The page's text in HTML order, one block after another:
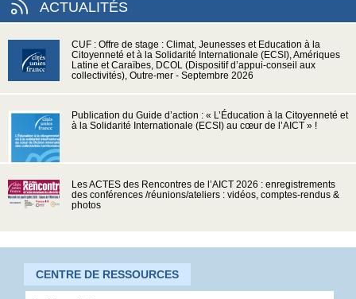
ACTUALITÉS
CUF : Offre de stage : Climat, Jeunesses et Education à la
Citoyenneté et à la Solidarité Internationale (ECSI), Amériques
Latine et Caraïbes, DCOL (Dispositif d’appui-conseil aux
collectivités), Outre-mer - Septembre 2026
Publication du Guide d’action : « L’Éducation à la Citoyenneté et
à la Solidarité Internationale (ECSI) au cœur de l’AICT » !
Les ACTES des Rencontres de l’AICT 2026 : enregistrements
des conférences /réunions/ateliers : vidéos, comptes-rendus &
photos
CENTRE DE RESSOURCES